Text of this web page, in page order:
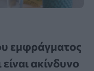
εμφράγματος
ακίνδυνο